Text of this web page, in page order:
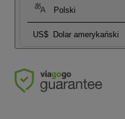
Polski
US$ Dolar amerykański